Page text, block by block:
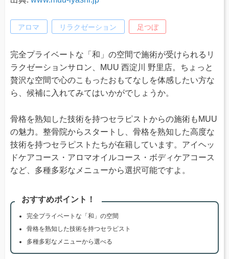
アロマ リラクゼーション 足つぼ
完全プライベートな「和」の空間で施術が受けられるリ
ラクゼーションサロン、MUU 西淀川 野里店。ちょっと
贅沢な空間で心のこもったおもてなしを体感したい方な
ら、候補に入れてみてはいかがでしょうか。
骨格を熟知した技術を持つセラピストからの施術もMUU
の魅力。整骨院からスタートし、骨格を熟知した高度な
技術を持つセラピストたちが在籍しています。アイヘッ
ドケアコース・アロマオイルコース・ボディケアコース
など、多種多彩なメニューから選択可能ですよ。
おすすめポイント！
完全プライベートな「和」の空間
骨格を熟知した技術を持つセラピスト
多種多彩なメニューから選べる